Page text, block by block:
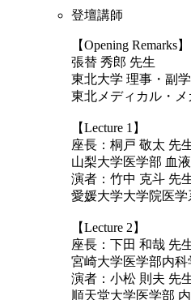
登壇講師
【Opening Remarks】
張替 秀郎 先生
東北大学 理事・副
東北メディカル・
【Lecture 1】
座長：桐戸 敬太 先
山梨大学医学部 血
演者：竹中 克斗 先
愛媛大学大学院医
【Lecture 2】
座長：下田 和哉 先
宮崎大学医学部内
演者：小松 則夫 先
順天堂大学医学部